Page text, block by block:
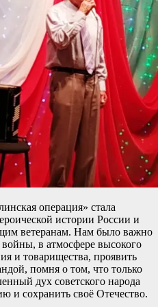
операция» стала
истории России и
ветеранам. Нам было важно
в атмосфере высокого
и товарищества, проявить
помня о том, что только
дух советского народа
и сохранить своё Отечество.